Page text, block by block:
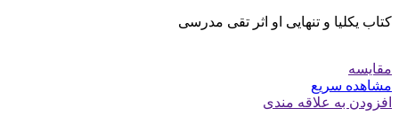
کتاب یکلیا و تنهایی او اثر تقی مدرسی
مقایسه
مشاهده سریع
افزودن به علاقه مندی